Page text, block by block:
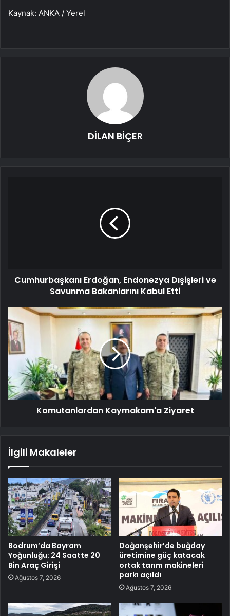
Kaynak: ANKA / Yerel
DİLAN BİÇER
Cumhurbaşkanı Erdoğan, Endonezya Dışişleri ve
Savunma Bakanlarını Kabul Etti
Komutanlardan Kaymakam'a Ziyaret
İlgili Makaleler
Bodrum’da Bayram
Yoğunluğu: 24 Saatte 20
Bin Araç Girişi
Ağustos 7, 2026
Doğanşehir’de buğday
üretimine güç katacak
ortak tarım makineleri
parkı açıldı
Ağustos 7, 2026